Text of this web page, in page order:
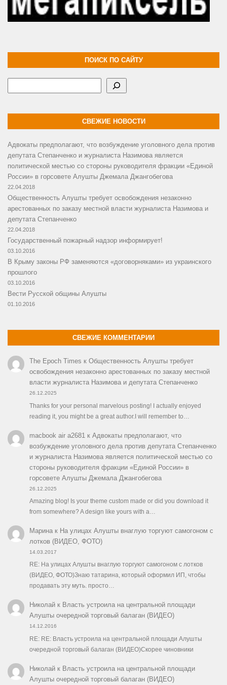
ПОИСК ПО САЙТУ
СВЕЖИЕ НОВОСТИ
Адвокаты предполагают, что возбуждение уголовного дела против
депутата Степанченко и журналиста Назимова является
политической местью со стороны руководителя фракции «Единой
России» в горсовете Алушты Джемала Джангобегова
22.04.2018
Общественность Алушты требует освобождения незаконно
арестованных по заказу местной власти журналиста Назимова и
депутата Степанченко
22.04.2018
Государственный пожарный надзор информирует!
03.10.2016
В Крыму законы РФ заменяются «договорняками» из украинского
прошлого
03.10.2016
Вести Русской общины Алушты
01.10.2016
СВЕЖИЕ КОММЕНТАРИИ
The Epoch Times к Общественность Алушты требует
освобождения незаконно арестованных по заказу местной
власти журналиста Назимова и депутата Степанченко
26.12.2025
Thanks for your personal marvelous posting! I actually enjoyed
reading it, you might be a great author.I will remember to…
macbook air a2681 к Адвокаты предполагают, что
возбуждение уголовного дела против депутата Степанченко
и журналиста Назимова является политической местью со
стороны руководителя фракции «Единой России» в
горсовете Алушты Джемала Джангобегова
26.12.2025
Amazing blog! Is your theme custom made or did you download it
from somewhere? A design like yours with a…
Маринак На улицах Алушты внаглую торгуют самогоном с
лотков (ВИДЕО, ФОТО)
14.03.2017
RE: На улицах Алушты внаглую торгуют самогоном с лотков
(ВИДЕО, ФОТО)Знаю татарина, который оформил ИП, чтобы
продавать эту муть. просто…
Николайк Власть устроила на центральной площади
Алушты очередной торговый балаган (ВИДЕО)
14.12.2016
RE: RE: Власть устроила на центральной площади Алушты
очередной торговый балаган (ВИДЕО)Скорее чиновники
Николайк Власть устроила на центральной площади
Алушты очередной торговый балаган (ВИДЕО)